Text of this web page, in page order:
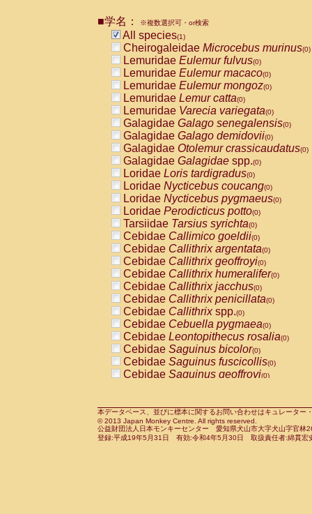
CebidaeCebus nigrivittatus
CebidaeCebus
CebidaeSaimiri boliviensis(0)
CebidaeSaimiri sciureus(0)
AtelidaeAlouatta caraya(0)
AtelidaeAlouatta fusca(0)
AtelidaeAlouatta seniculus
AtelidaeAlouattaspp.(0)
AtelidaeAteles belzebuth(0)
AtelidaeAteles geoffroyi(0)
AtelidaeAteles paniscus(0)
AtelidaeAtelesspp.(0)
Atelidae Lagothrix lagothricha
AtelidaeLagothrix lagothricha cana
PitheciidaeCacajao calvus
PitheciidaeCallicebus cupreus
PitheciidaeCallicebus donacophilus
PitheciidaeCallicebus moloch
PitheciidaeCallicebus torquatus
PitheciidaeCallicebusspp.(0)
PitheciidaeChiropotes satanas(0)
PitheciidaePithecia monachus
PitheciidaePithecia pithecia(0)
CercopithecidaeCercocebus agilis
CercopithecidaeCercocebus
CercopithecidaeCercocebus
CercopithecidaeCercocebus
CercopithecidaeCercocebus
CercopithecidaeCercocebushybrid
CercopithecidaePapio anubis(0)
CercopithecidaePapio cynocephalus
CercopithecidaePapio hamadryas(0)
■学名： ※複数選択可・or検索
All species(1)
Cheirogaleidae Microcebus murinus(0)
Lemuridae Eulemur fulvus(0)
Lemuridae Eulemur macaco(0)
Lemuridae Eulemur mongoz(0)
Lemuridae Lemur catta(0)
Lemuridae Varecia variegata(0)
Galagidae Galago senegalensis(0)
Galagidae Galago demidovii(0)
Galagidae Otolemur crassicaudatus(0)
Galagidae Galagidae spp.(0)
Loridae Loris tardigradus(0)
Loridae Nycticebus coucang(0)
Loridae Nycticebus pygmaeus(0)
Loridae Perodicticus potto(0)
Tarsiidae Tarsius syrichta(0)
Cebidae Callimico goeldii(0)
Cebidae Callithrix argentata(0)
Cebidae Callithrix geoffroyi(0)
Cebidae Callithrix humeralifer(0)
Cebidae Callithrix jacchus(0)
Cebidae Callithrix penicillata(0)
Cebidae Callithrixspp.(0)
Cebidae Cebuella pygmaea(0)
Cebidae Leontopithecus rosalia(0)
Cebidae Saguinus bicolor(0)
Cebidae Saguinus fuscicollis(0)
Cebidae Saguinus geoffroyi(0)
CebidaeSaguinus leucopus(0)
CebidaeSaguinus midas(0)
Cebidae Saguinus mystax(0)
本データベース、並びに標本に関するお問い合わせはキュレータ
© 2013 Japan Monkey Centre. All rights reserved.
公益財団法人日本モンキーセンター 愛知県犬山市大字犬山字官
登録:平成19年5月31日 有効:令和4年5月30日 取扱責任者:綿貫宏